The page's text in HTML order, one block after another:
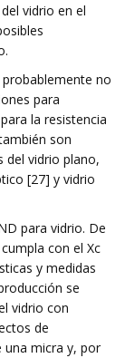
vidrio en el
no
para
la resistencia
son
del vidrio plano,
[27] y vidrio
para vidrio. De
con el Xc
y medidas
se
vidrio con
de
una micra y, por